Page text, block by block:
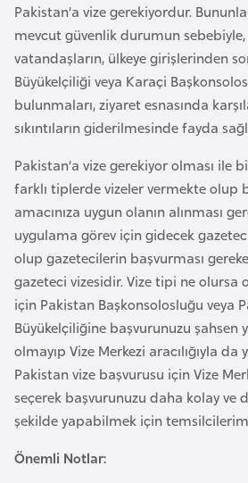
Pakistan’a vize gerekiyordur.
mevcut güvenlik durumun sebebiyle,
vatandaşların, ülkeye girişlerinden
Büyükelçiliği veya Karaçi
bulunmaları, ziyaret esnasında
sıkıntıların giderilmesinde fayda
Pakistan’a vize gerekiyor olması ile
farklı tiplerde vizeler vermekte olup
amacınıza uygun olanın alınması
uygulama görev için gidecek
olup gazetecilerin başvurması
gazeteci vizesidir. Vize tipi ne olursa
için Pakistan Başkonsolosluğu veya
Büyükelçiliğine başvurunuzu şahsen
olmayıp Vize Merkezi aracılığıyla
Pakistan vize başvurusu için Vize
seçerek başvurunuzu daha kolay ve
şekilde yapabilmek için
Önemli Notlar:
i
b
u
t
i
Ç
i
n
D
a
n
i
m
a
r
k
a